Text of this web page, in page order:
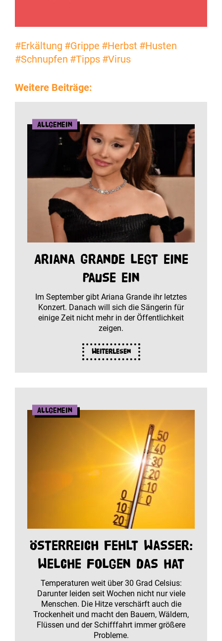
#Erkältung #Grippe #Herbst #Husten
#Schnupfen #Tipps #Virus
Weitere Beiträge:
Allgemein
Ariana Grande legt eine
Pause ein
Im September gibt Ariana Grande ihr letztes
Konzert. Danach will sich die Sängerin für
einige Zeit nicht mehr in der Öffentlichkeit
zeigen.
Weiterlesen
Allgemein
Österreich fehlt Wasser:
Welche Folgen das hat
Temperaturen weit über 30 Grad Celsius:
Darunter leiden seit Wochen nicht nur viele
Menschen. Die Hitze verschärft auch die
Trockenheit und macht den Bauern, Wäldern,
Flüssen und der Schifffahrt immer größere
Probleme.